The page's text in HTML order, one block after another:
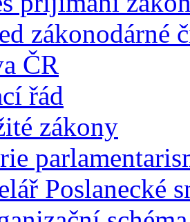
zákonodárné
ČR
řád
zákony
Poslanecké